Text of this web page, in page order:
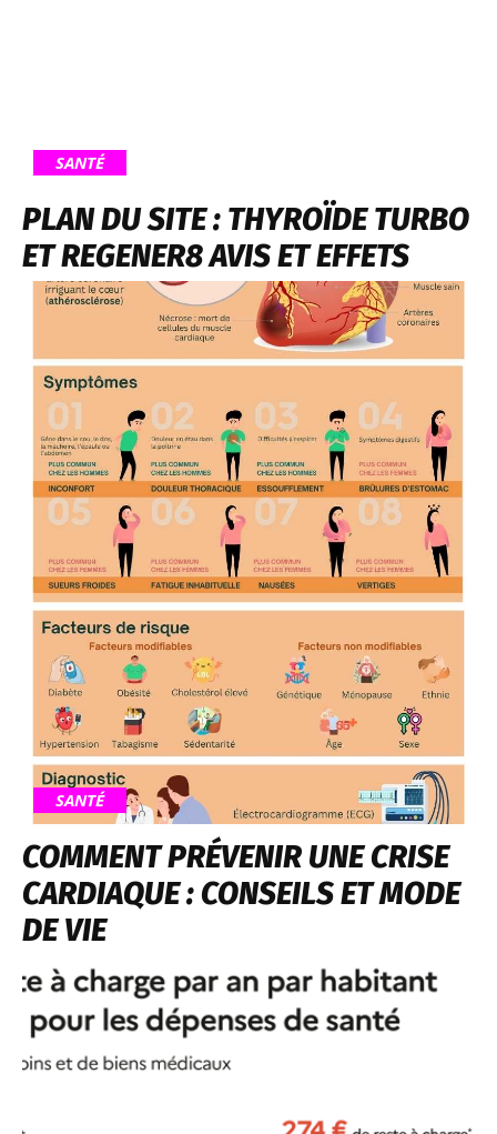
SANTÉ
PLAN DU SITE : THYROÏDE TURBO
ET REGENER8 AVIS ET EFFETS
SANTÉ
COMMENT PRÉVENIR UNE CRISE
CARDIAQUE : CONSEILS ET MODE
DE VIE